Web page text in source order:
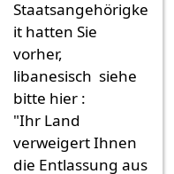
Staatsangehörigke
it hatten Sie
vorher,
libanesisch siehe
bitte hier :
"Ihr Land
verweigert Ihnen
die Entlassung aus